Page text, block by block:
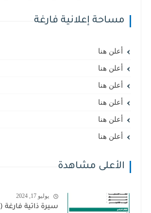
مساحة إعلانية فارغة
أعلن هنا
أعلن هنا
أعلن هنا
أعلن هنا
أعلن هنا
أعلن هنا
الأعلى مشاهدة
يوليو 17, 2024
سيرة ذاتية فارغة (CV بالعربي)